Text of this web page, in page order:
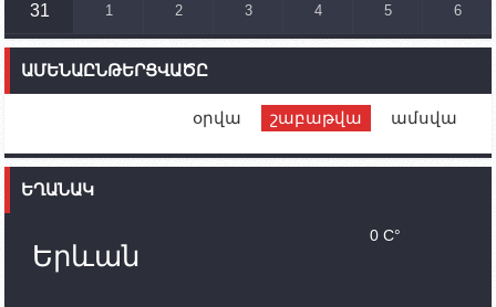
ունեն. կիպրոսցի խորհրդարանականը՝ Ալեն
Ֆրանսիայի ԱԳ նախարարը կայցելի Հայաստան
պատասխանատուներ կմնան ԼՂ-ում՝ մինչև
որոնողափրկարարական աշխատանքների
31 1 2 3 4 5 6
ԱՄԵՆԱԸՆԹԵՐՑՎԱԾԸ
օրվա շաբաթվա ամսվա
ԵՂԱՆԱԿ
Երևան
0 C°